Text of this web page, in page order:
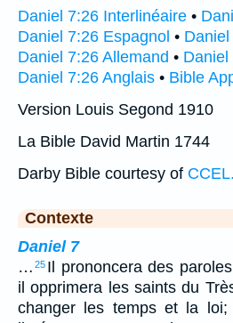
Daniel 7:26 Interlinéaire •
Daniel 7:26 Espagnol •
Daniel 7:26 Allemand • Daniel
Daniel 7:26 Anglais • Bible
Version Louis Segond 1910
La Bible David Martin 1744
Darby Bible courtesy of
Contexte
Daniel 7
… 25 Il prononcera des
il opprimera les saints du
changer les temps et la